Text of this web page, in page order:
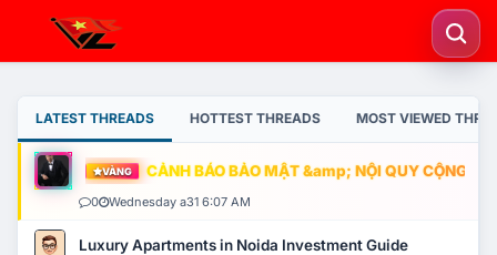
LATEST THREADS HOTTEST THREADS MOST VIEWED
VÀNG CẢNH BÁO BẢO MẬT &amp; NỘI QUY CỘNG
0 Wednesday a31 6:07 AM
Luxury Apartments in Noida Investment Guide